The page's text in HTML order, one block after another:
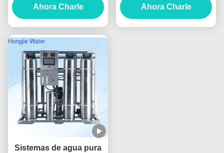
inversa con membrana
Dow
Ahora Charle
2 etapas, sistema de
agua potable RO 380V
Ahora Charle
Sistemas de agua pura